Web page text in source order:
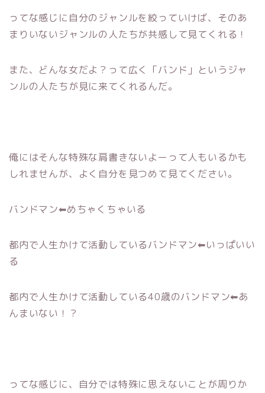
ってな感じに自分のジャンルを絞っていけば、そのあ
まりいないジャンルの人たちが共感して見てくれる！
また、どんな女だよ？って広く「バンド」というジャ
ンルの人たちが見に来てくれるんだ。
俺にはそんな特殊な肩書きないよーって人もいるかも
しれませんが、よく自分を見つめて見てください。
バンドマン⬅︎めちゃくちゃいる
都内で人生かけて活動しているバンドマン⬅︎いっぱいい
る
都内で人生かけて活動している40歳のバンドマン⬅︎あ
んまいない！？
ってな感じに、自分では特殊に思えないことが周りか